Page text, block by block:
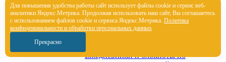
Новогодние чехлы для шампанского
Новогодняя вязаная одежда
Оригинальные календари
Ежедневники и блокноты по
Для повышения удобства работы сайт использует файлы cookie и сервис веб-
аналитики Яндекс.Метрика. Продолжая использовать наш сайт, Вы соглашаетесь
с использованием файлов cookie и сервиса Яндекс.Метрика. Политика
конфиденциальности и обработки персональных данных
Прекрасно